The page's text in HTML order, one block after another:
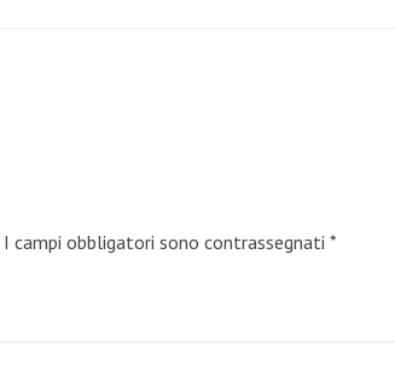
I campi obbligatori sono contrassegnati *